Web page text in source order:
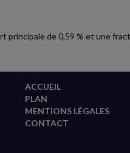
principale de 0,59 % et une
ACCUEIL
PLAN
MENTIONS LÉGALES
CONTACT